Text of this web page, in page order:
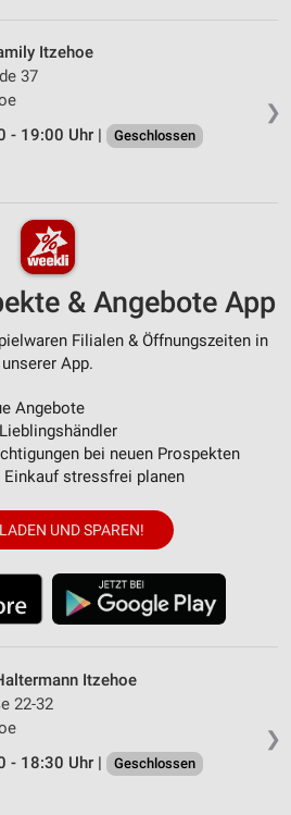
❯
Itzehoe
37
- 19:00 Uhr |
Geschlossen
& Angebote App
Filialen & Öffnungszeiten in
unserer App.
Angebote
bei neuen Prospekten
stressfrei planen
UND SPAREN!
❯
Itzehoe
22-32
- 18:30 Uhr |
Geschlossen